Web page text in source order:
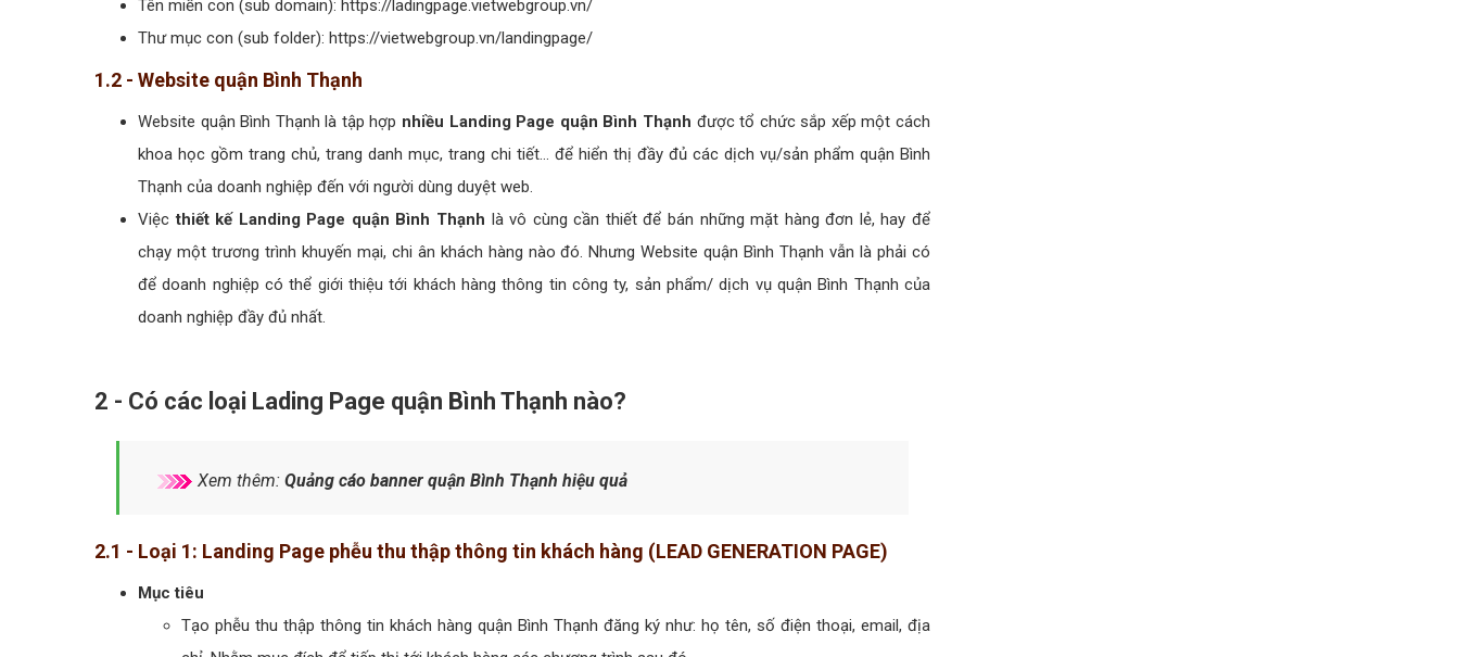
Tên miền con (sub domain): https://ladingpage.vietwebgroup.vn/
Thư mục con (sub folder): https://vietwebgroup.vn/landingpage/
1.2 - Website quận Bình Thạnh
Website quận Bình Thạnh là tập hợp nhiều Landing Page quận Bình Thạnh được tổ chức sắp xếp một cách
khoa học gồm trang chủ, trang danh mục, trang chi tiết... để hiển thị đầy đủ các dịch vụ/sản phẩm quận Bình
Thạnh của doanh nghiệp đến với người dùng duyệt web.
Việc thiết kế Landing Page quận Bình Thạnh là vô cùng cần thiết để bán những mặt hàng đơn lẻ, hay để
chạy một trương trình khuyến mại, chi ân khách hàng nào đó. Nhưng Website quận Bình Thạnh vẫn là phải có
để doanh nghiệp có thể giới thiệu tới khách hàng thông tin công ty, sản phẩm/ dịch vụ quận Bình Thạnh của
doanh nghiệp đầy đủ nhất.
2 - Có các loại Lading Page quận Bình Thạnh nào?
Xem thêm: Quảng cáo banner quận Bình Thạnh hiệu quả
2.1 - Loại 1: Landing Page phễu thu thập thông tin khách hàng (LEAD GENERATION PAGE)
Mục tiêu
Tạo phễu thu thập thông tin khách hàng quận Bình Thạnh đăng ký như: họ tên, số điện thoại, email, địa